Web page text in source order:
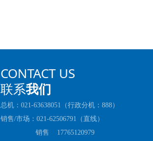
CONTACT US
联系我们
总机：021-63638051（行政分机：888）
销售/市场：021-62506791（直线）
销售 17765120979